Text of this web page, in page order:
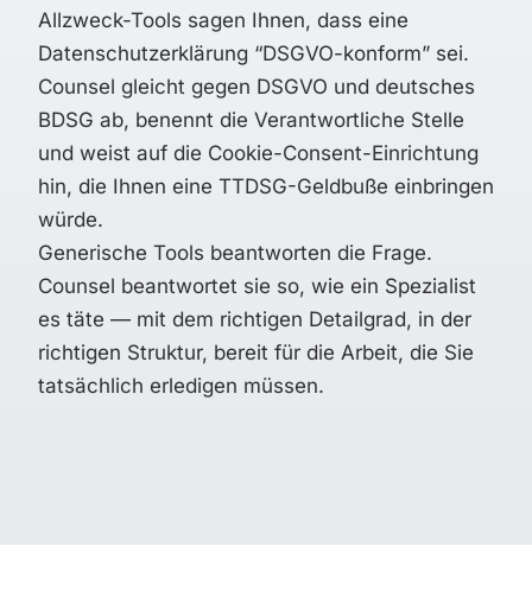
Allzweck-Tools sagen Ihnen, dass eine
Datenschutzerklärung “DSGVO-konform” sei.
Counsel gleicht gegen DSGVO und deutsches
BDSG ab, benennt die Verantwortliche Stelle
und weist auf die Cookie-Consent-Einrichtung
hin, die Ihnen eine TTDSG-Geldbuße einbringen
würde.
Generische Tools beantworten die Frage.
Counsel beantwortet sie so, wie ein Spezialist
es täte — mit dem richtigen Detailgrad, in der
richtigen Struktur, bereit für die Arbeit, die Sie
tatsächlich erledigen müssen.